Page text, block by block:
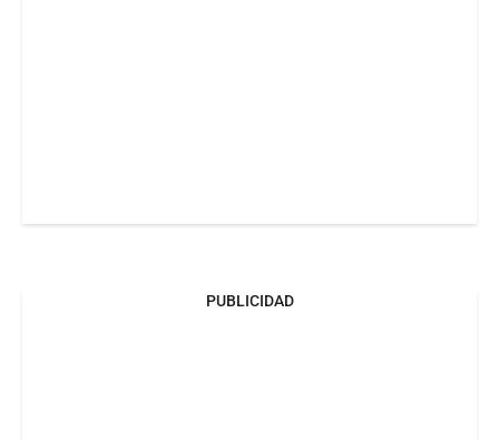
PUBLICIDAD